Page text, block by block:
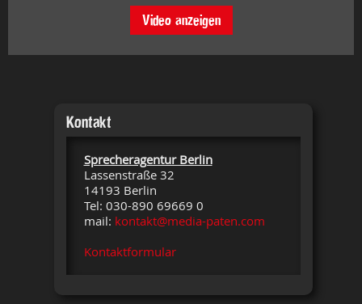
Video anzeigen
Kontakt
Sprecheragentur Berlin
Lassenstraße 32
14193 Berlin
Tel: 030-890 69669 0
mail: kontakt@media-paten.com
Kontaktformular